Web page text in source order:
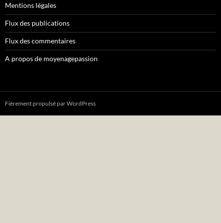
Mentions légales
Flux des publications
Flux des commentaires
A propos de moyenagepassion
Fièrement propulsé par WordPress